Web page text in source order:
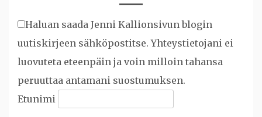
Haluan saada Jenni Kallionsivun blogin
uutiskirjeen sähköpostitse. Yhteystietojani ei
luovuteta eteenpäin ja voin milloin tahansa
peruuttaa antamani suostumuksen.
Etunimi